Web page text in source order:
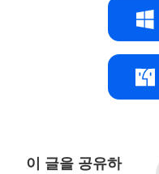
이 글을 공유하